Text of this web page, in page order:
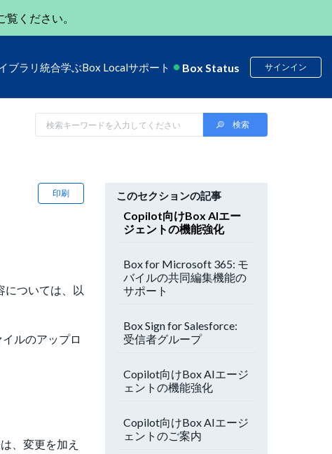
覧ください。
ブラリ 統合学ぶBox Localサポート Box Status サインイン
印刷
については、以
ルのアップロ
、変更を加え
このセクションの記事
Copilot向けBox AIエー
ジェントの機能強化
Box for Microsoft 365: モ
バイルの共同編集機能の
サポート
Box Sign for Salesforce:
受信者グループ
Copilot向けBox AIエージ
ェントの機能強化
Copilot向けBox AIエージ
ェントのご案内